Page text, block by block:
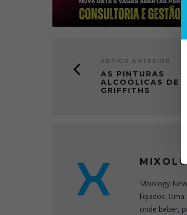
ARTIGO ANTERIOR
AS PINTURAS
ALCOÓLICAS DE
GRIFFITHS
Mixology
líquidos.
onde beber,